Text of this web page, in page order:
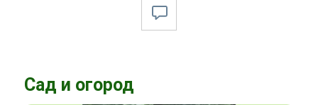
Сад и огород